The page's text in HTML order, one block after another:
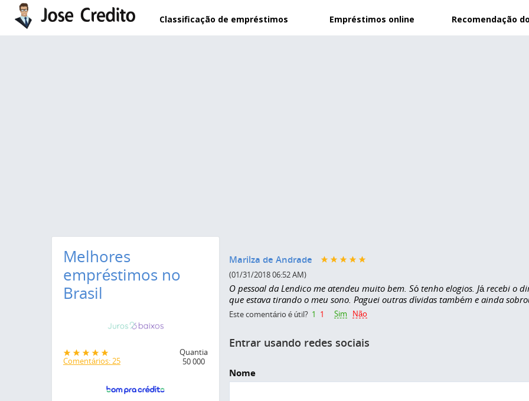
Pular para o conteúdo principal
Classificação de empréstimos Empréstimos online Recomendação
Marilza de Andrade
(01/31/2018 06:52 AM)
O pessoal da Lendico me atendeu muito bem. Só tenho elogios. Já recebi
que estava tirando o meu sono. Paguei outras dívidas também e ainda
Este comentário é útil? 1 1 Sim
Não
Entrar usando redes sociais
Nome
Melhores
empréstimos no
Brasil
Comentários: 25
Quantia
50 000